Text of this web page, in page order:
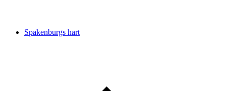
Spakenburgs hart